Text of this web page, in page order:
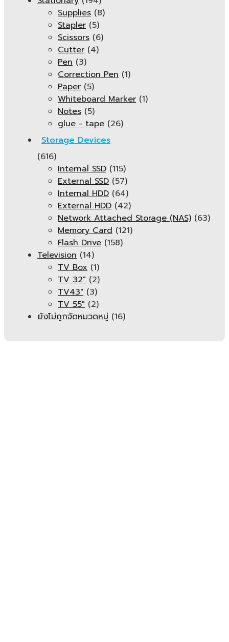
Supplies (8)
Stapler (5)
Scissors (6)
Cutter (4)
Pen (3)
Correction Pen (1)
Paper (5)
Whiteboard Marker (1)
Notes (5)
glue - tape (26)
Storage Devices
(616)
Internal SSD (115)
External SSD (57)
Internal HDD (64)
External HDD (42)
Network Attached Storage (NAS) (63)
Memory Card (121)
Flash Drive (158)
Television (14)
TV Box (1)
TV 32" (2)
TV43" (3)
TV 55" (2)
ยังไม่ถูกจัดหมวดหมู่ (16)